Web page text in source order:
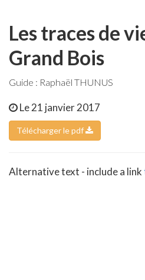
Les traces de
Grand Bois
Guide : Raphaël THUNUS
Le 21 janvier 2017
Télécharger le pdf
Alternative text - include a link